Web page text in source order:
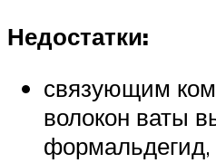
Недостатки:
связующим
волокон ваты
формальдегид,